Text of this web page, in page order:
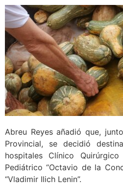
Abreu Reyes añadió que,
Provincial, se decidió
hospitales Clínico Quirúrgico
Pediátrico “Octavio de la
“Vladimir Ilich Lenin”.